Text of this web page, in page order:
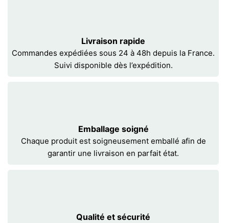
Livraison rapide
Commandes expédiées sous 24 à 48h depuis la France.
Suivi disponible dès l’expédition.
Emballage soigné
Chaque produit est soigneusement emballé afin de
garantir une livraison en parfait état.
Qualité et sécurité